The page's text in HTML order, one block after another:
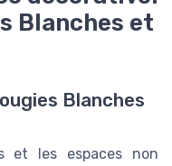
Blanches et
Blanches
et les espaces non